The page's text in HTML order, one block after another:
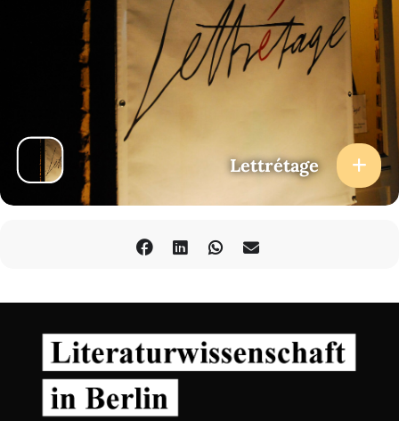
Österreich und Deutschland inszeniert und mehrfach
ausgezeichnet wurden, sowie Hörspiele. Zuletzt erschien ihr
Theaterstück WAS ZÜNDET, WAS BRENNT (Rowohlt Theaterverlag,
2021) und ihr Hörspiel WIR ESEL (WDR, 2022). 2022 erschien ihr
Erzählband BRAUCHBARE MENSCHEN (edition suhrkamp), der mit
dem Robert-Walser-Preis ausgezeichnet wurde.
KOOKread – TEXTE, SOUNDS, DISKURSE
Veranstaltungsreihe des unabhängigen Künstler:innen-
Netzwerks
KOOK e.V.
Kuration: Jutta Büchter, Josepha Conrad, Alexander Gumz, Eric
Schumacher)
In Kooperation mit derLettrétage. Mit freundlicher
Lettrétage